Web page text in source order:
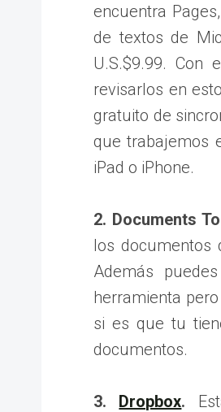
encuentra
de textos de
U.S.$9.99. Con
revisarlos en
gratuito de
que trabajemos
iPad o iPhone.
2. Documents
los documentos
Además
herramienta
si es que tu
documentos.
3. Dropbox.